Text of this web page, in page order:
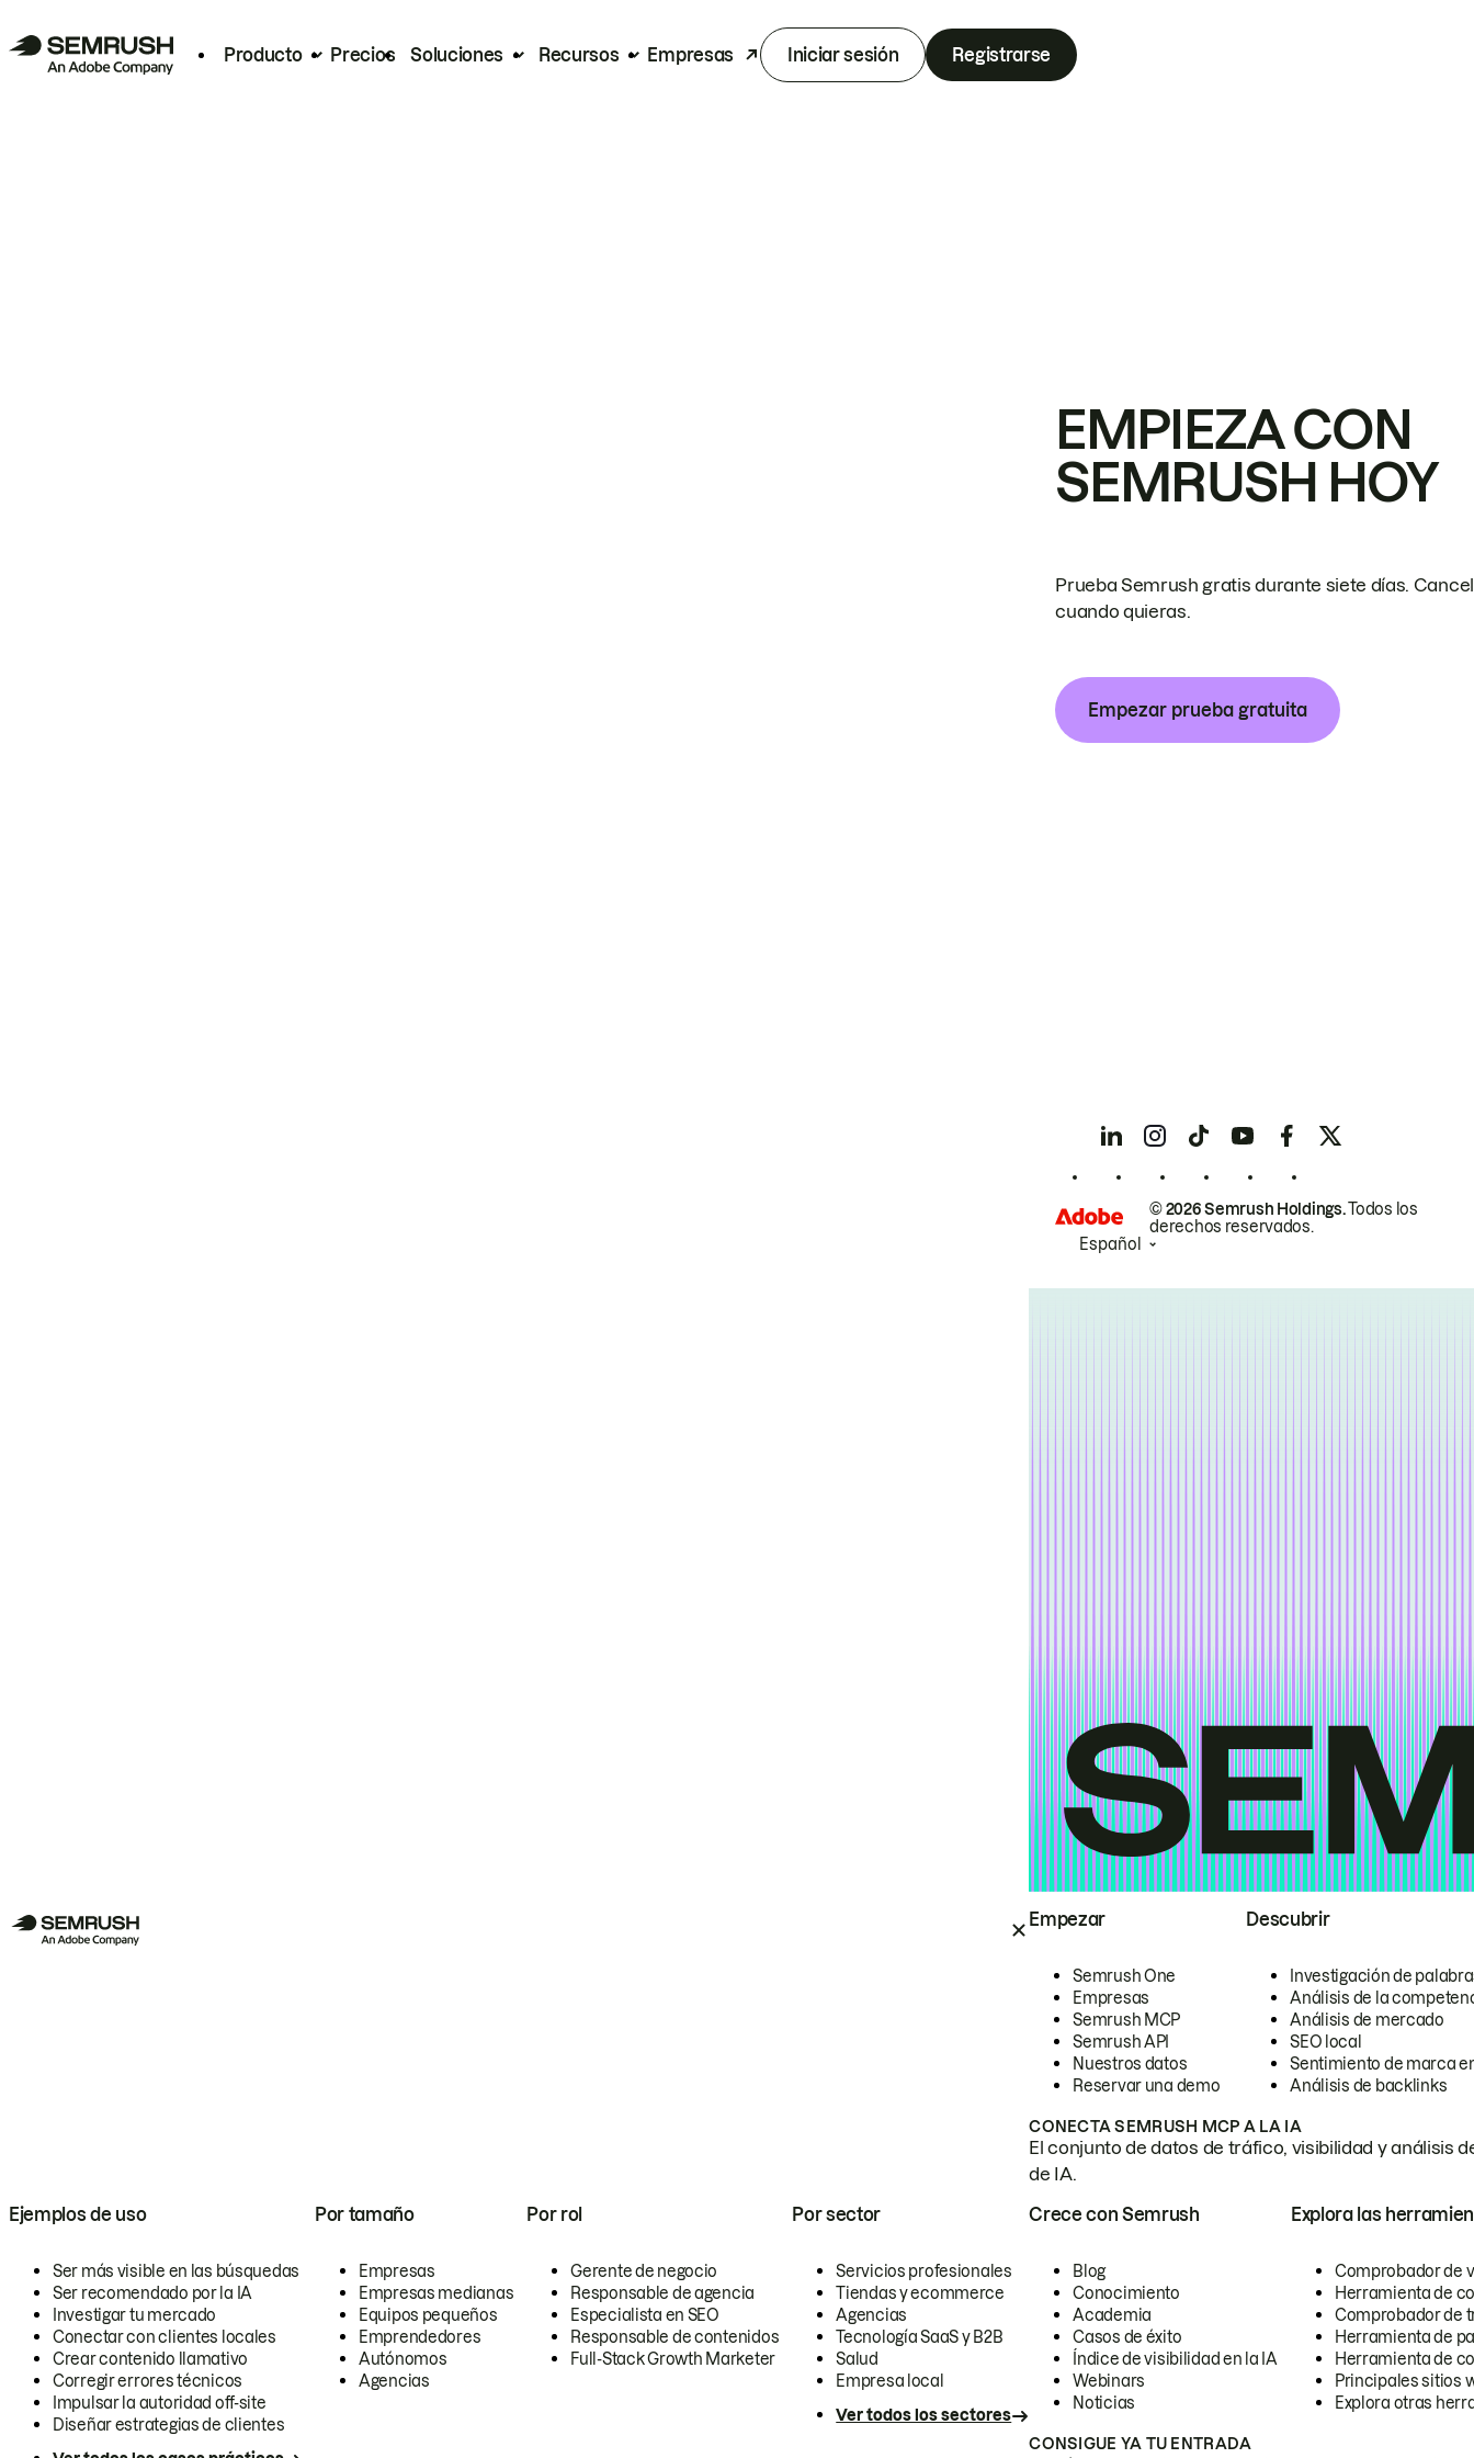
Producto Precios Soluciones Recursos Empresas Iniciar sesión Registrarse
Empezar
Semrush One
Empresas
Semrush MCP
Semrush API
Nuestros datos
Reservar una demo
Descubrir
Investigación de
Análisis de la
Análisis de mercado
SEO local
Sentimiento de marca
Análisis de backlinks
CONECTA SEMRUSH MCP A LA IA
El conjunto de datos de tráfico, visibilidad y análisis
de IA.
Ejemplos de uso
Ser más visible en las búsquedas
Ser recomendado por la IA
Investigar tu mercado
Conectar con clientes locales
Crear contenido llamativo
Corregir errores técnicos
Impulsar la autoridad off-site
Diseñar estrategias de clientes
Por tamaño
Empresas
Empresas medianas
Equipos pequeños
Emprendedores
Autónomos
Agencias
Por rol
Gerente de negocio
Responsable de agencia
Especialista en SEO
Responsable de contenidos
Full-Stack Growth Marketer
Por sector
Servicios profesionales
Tiendas y ecommerce
Agencias
Tecnología SaaS y B2B
Salud
Empresa local
Ver todos los sectores
Crece con Semrush
Blog
Conocimiento
Academia
Casos de éxito
Índice de visibilidad en la IA
Webinars
Noticias
Explora las
Comprobador de
Herramienta de
Comprobador de
Herramienta de
Herramienta de
Principales sitios
Explora otras
CONSIGUE YA TU ENTRADA
EMPIEZA CON
SEMRUSH HOY
Prueba Semrush gratis durante siete días.
cuando quieras.
Empezar prueba gratuita
© 2026 Semrush Holdings.Todos los
derechos reservados.
Español